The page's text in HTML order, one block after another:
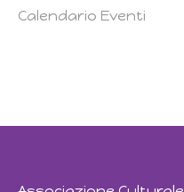
Calendario Eventi